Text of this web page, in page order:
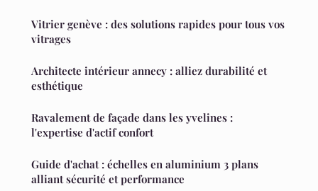
Vitrier genève : des solutions rapides pour tous vos
vitrages
Architecte intérieur annecy : alliez durabilité et
esthétique
Ravalement de façade dans les yvelines :
l'expertise d'actif confort
Guide d'achat : échelles en aluminium 3 plans
alliant sécurité et performance